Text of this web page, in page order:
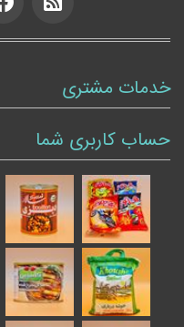
خدمات مشتری
حساب کاربری شما